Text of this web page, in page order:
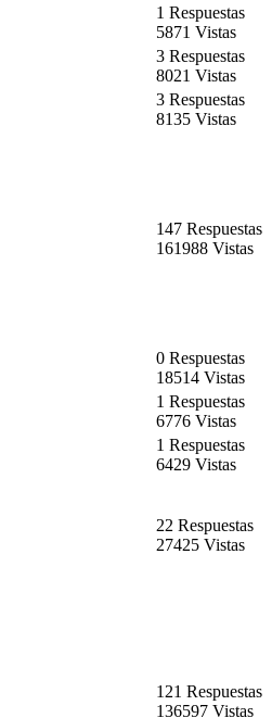
1 Respuestas
5871 Vistas
3 Respuestas
8021 Vistas
3 Respuestas
8135 Vistas
147 Respuestas
161988 Vistas
0 Respuestas
18514 Vistas
1 Respuestas
6776 Vistas
1 Respuestas
6429 Vistas
22 Respuestas
27425 Vistas
121 Respuestas
136597 Vistas